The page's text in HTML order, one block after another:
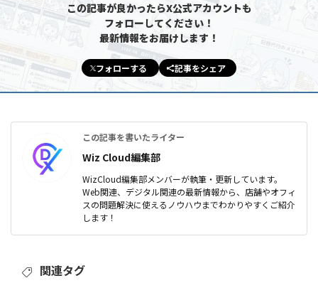
この記事が良かったらX公式アカウントも
フォローしてください！
最新情報をお届けします！
フォローする 記事をシェア
この記事を書いたライター
Wiz Cloud編集部
WizCloud編集部メンバーが執筆・更新しています。
Web関連、デジタル関連の最新情報から、店舗やオフィ
スの問題解決に使えるノウハウまでわかりやすくご紹介
します！
関連タグ